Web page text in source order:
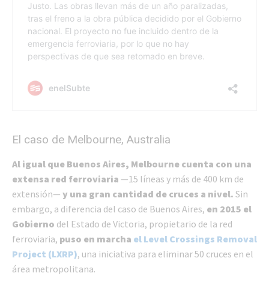
El caso de Melbourne, Australia
Al igual que Buenos Aires, Melbourne cuenta con una
extensa red ferroviaria —15 líneas y más de 400 km de
extensión— y una gran cantidad de cruces a nivel. Sin
embargo, a diferencia del caso de Buenos Aires, en 2015 el
Gobierno del Estado de Victoria, propietario de la red
ferroviaria, puso en marcha el Level Crossings Removal
Project (LXRP), una iniciativa para eliminar 50 cruces en el
área metropolitana.